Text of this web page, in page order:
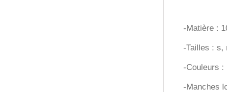
-Matière :
-Tailles : s,
-Couleurs :
-Manches